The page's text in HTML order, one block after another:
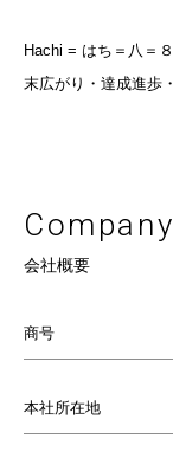
Hachi = はち＝八＝
末広がり・達成進歩
会社概要
商号
本社所在地